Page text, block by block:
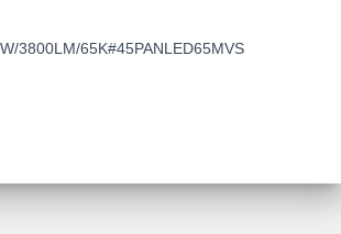
3800LM/65K#45PANLED65MVS